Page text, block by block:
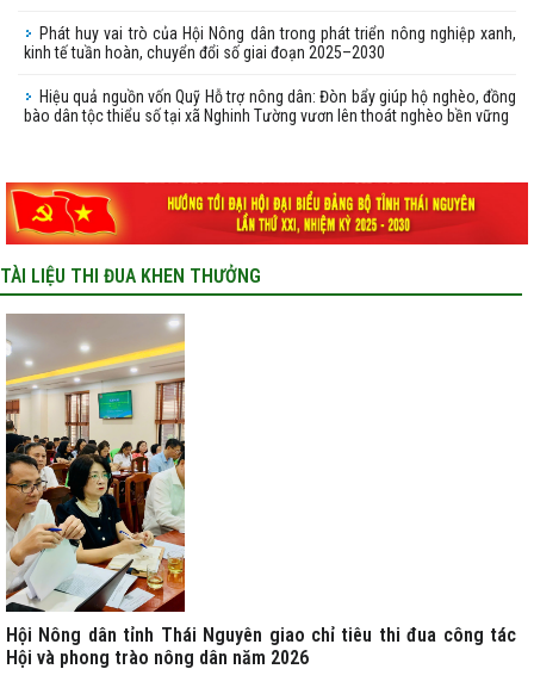
Phát huy vai trò của Hội Nông dân trong phát triển nông nghiệp xanh,
kinh tế tuần hoàn, chuyển đổi số giai đoạn 2025–2030
Hiệu quả nguồn vốn Quỹ Hỗ trợ nông dân: Đòn bẩy giúp hộ nghèo, đồng
bào dân tộc thiểu số tại xã Nghinh Tường vươn lên thoát nghèo bền vững
TÀI LIỆU THI ĐUA KHEN THƯỞNG
Hội Nông dân tỉnh Thái Nguyên giao chỉ tiêu thi đua công tác
Hội và phong trào nông dân năm 2026